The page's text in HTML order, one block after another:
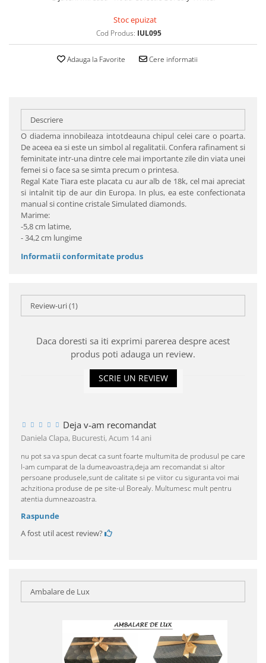
Stoc epuizat
Cod Produs: IUL095
Adauga la Favorite Cere informatii
Descriere
O diadema innobileaza intotdeauna chipul celei care o poarta.
De aceea ea si este un simbol al regalitatii. Confera rafinament si
feminitate intr-una dintre cele mai importante zile din viata unei
femei si o face sa se simta precum o printesa.
Regal Kate Tiara este placata cu aur alb de 18k, cel mai apreciat
si intalnit tip de aur din Europa. In plus, ea este confectionata
manual si contine cristale Simulated diamonds.
Marime:
-5,8 cm latime,
- 34,2 cm lungime
Informatii conformitate produs
Review-uri(1)
Daca doresti sa iti exprimi parerea despre acest
produs poti adauga un review.
SCRIE UN REVIEW
Deja v-am recomandat
Daniela Clapa, Bucuresti,Acum 14 ani
nu pot sa va spun decat ca sunt foarte multumita de produsul pe care
l-am cumparat de la dumeavoastra,deja am recomandat si altor
persoane produsele,sunt de calitate si pe viitor cu siguranta voi mai
achzitiona produse de pe site-ul Borealy. Multumesc mult pentru
atentia dumneazoastra.
Raspunde
A fost util acest review?
Ambalare de Lux